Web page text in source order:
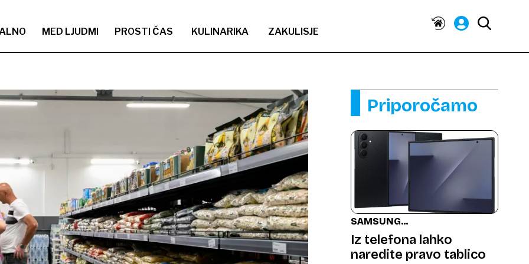
MED LJUDMI PROSTI ČAS KULINARIKA ZAKULISJE
Priporočamo
SAMSUNG
PREDSTAVLJA
Iz telefona lahko
naredite pravo tablico